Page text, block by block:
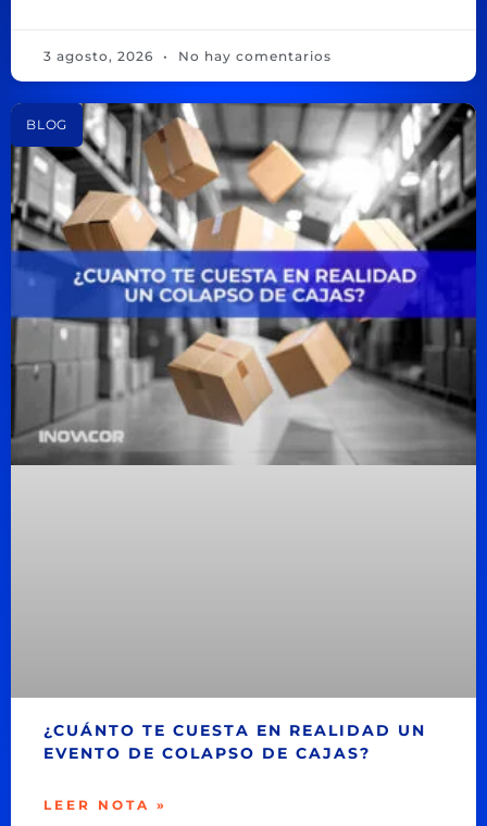
3 agosto, 2026 No hay comentarios
BLOG
¿CUÁNTO TE CUESTA EN REALIDAD UN
EVENTO DE COLAPSO DE CAJAS?
LEER NOTA »